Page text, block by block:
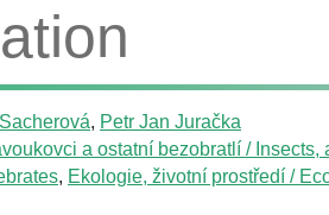
, Petr Jan Juračka
a ostatní bezobratlí / Insects,
, Ekologie, životní prostředí /